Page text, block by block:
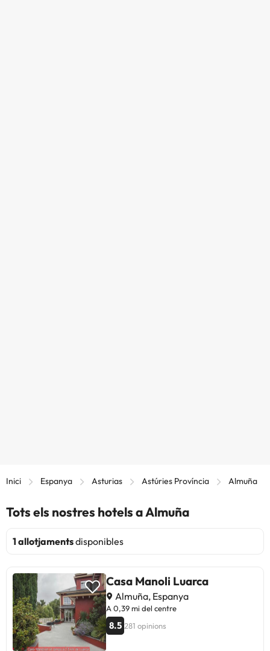
Inici Espanya Asturias Astúries Província Almuña
Tots els nostres hotels a Almuña
1 allotjamentsdisponibles
Casa Manoli Luarca
Almuña, Espanya
A 0,39 mi del centre
8.5 281 opinions